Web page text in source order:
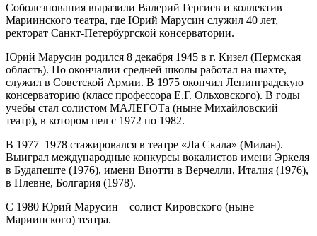
Соболезнования выразили Валерий Гергиев и коллектив
Мариинского театра, где Юрий Марусин служил 40 лет,
ректорат Санкт-Петербургской консерватории.
Юрий Марусин родился 8 декабря 1945 в г. Кизел (Пермская
область). По окончалии средней школы работал на шахте,
служил в Советской Армии. В 1975 окончил Ленинградскую
консерваторию (класс профессора Е.Г. Ольховского). В годы
учебы стал солистом МАЛЕГОТа (ныне Михайловский
театр), в котором пел с 1972 по 1982.
В 1977–1978 стажировался в театре «Ла Скала» (Милан).
Выиграл международные конкурсы вокалистов имени Эркеля
в Будапеште (1976), имени Виотти в Верчелли, Италия (1976),
в Плевне, Болгария (1978).
С 1980 Юрий Марусин – солист Кировского (ныне
Мариинского) театра.